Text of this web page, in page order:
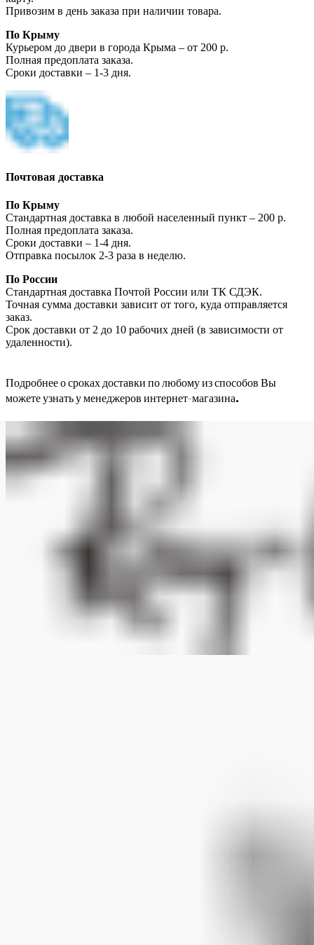
Привозим в день заказа при наличии товара.
По Крыму
Курьером до двери в города Крыма – от 200 р.
Полная предоплата заказа.
Сроки доставки – 1-3 дня.
Почтовая доставка
По Крыму
Стандартная доставка в любой населенный пункт – 200 р.
Полная предоплата заказа.
Сроки доставки – 1-4 дня.
Отправка посылок 2-3 раза в неделю.
По России
Стандартная доставка Почтой России или ТК СДЭК.
Точная сумма доставки зависит от того, куда отправляется
заказ.
Срок доставки от 2 до 10 рабочих дней (в зависимости от
удаленности).
Подробнее о сроках доставки по любому из способов Вы
можете узнать у менеджеров интернет-магазина.